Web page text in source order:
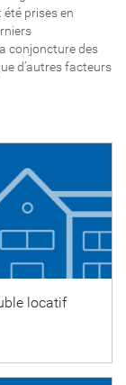
prises en
conjoncture des
d’autres facteurs
locatif